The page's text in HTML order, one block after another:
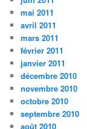
mai 2011
avril 2011
mars 2011
février 2011
janvier 2011
décembre 2010
novembre 2010
octobre 2010
septembre 2010
août 2010